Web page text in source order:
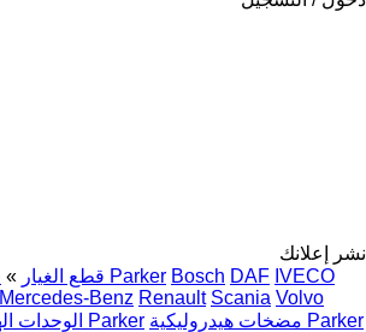
نشر إعلانك
قطع الغيار » قطع الغيار Parker Bosch DAF IVECO
Mercedes-Benz Renault Scania Volvo
الوحدات الهيدروليكية Parker
مضخات هيدروليكية Parker